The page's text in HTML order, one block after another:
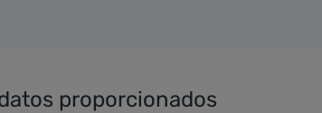
proporcionados